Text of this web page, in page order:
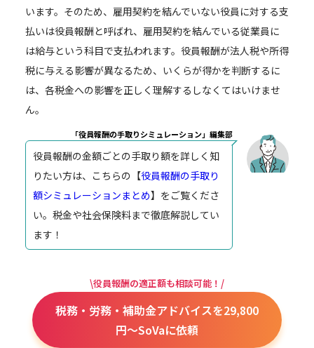
います。そのため、雇用契約を結んでいない役員に対する支
払いは役員報酬と呼ばれ、雇用契約を結んでいる従業員に
は給与という科目で支払われます。役員報酬が法人税や所得
税に与える影響が異なるため、いくらが得かを判断するに
は、各税金への影響を正しく理解するしなくてはいけませ
ん。
「役員報酬の手取りシミュレーション」編集部
役員報酬の金額ごとの手取り額を詳しく知
りたい方は、こちらの【役員報酬の手取り
額シミュレーションまとめ】をご覧くださ
い。税金や社会保険料まで徹底解説してい
ます！
\役員報酬の適正額も相談可能！/
税務・労務・補助金アドバイスを29,800
円～SoVaに依頼